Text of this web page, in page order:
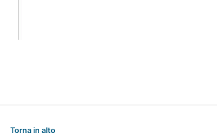
Torna in alto